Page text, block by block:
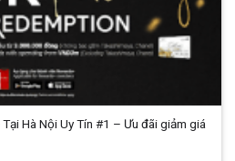
Hà Nội Uy Tín #1 – Ưu đãi giảm giá